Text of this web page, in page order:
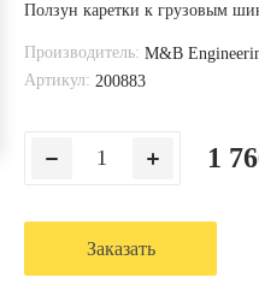
Ползун каретки к грузовым
Производитель: M&B
Артикул: 200883
1
Заказать